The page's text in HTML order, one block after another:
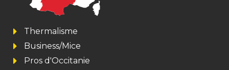
Thermalisme
Business/Mice
Pros d'Occitanie